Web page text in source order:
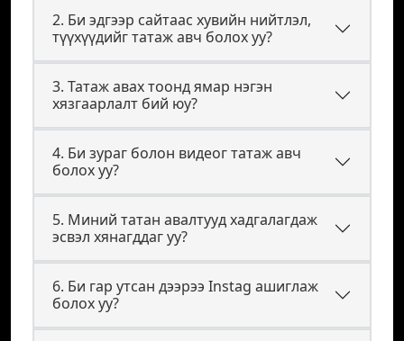
2. Би эдгээр сайтаас хувийн нийтлэл,
түүхүүдийг татаж авч болох уу?
3. Татаж авах тоонд ямар нэгэн
хязгаарлалт бий юу?
4. Би зураг болон видеог татаж авч
болох уу?
5. Миний татан авалтууд хадгалагдаж
эсвэл хянагддаг уу?
6. Би гар утсан дээрээ Instag ашиглаж
болох уу?